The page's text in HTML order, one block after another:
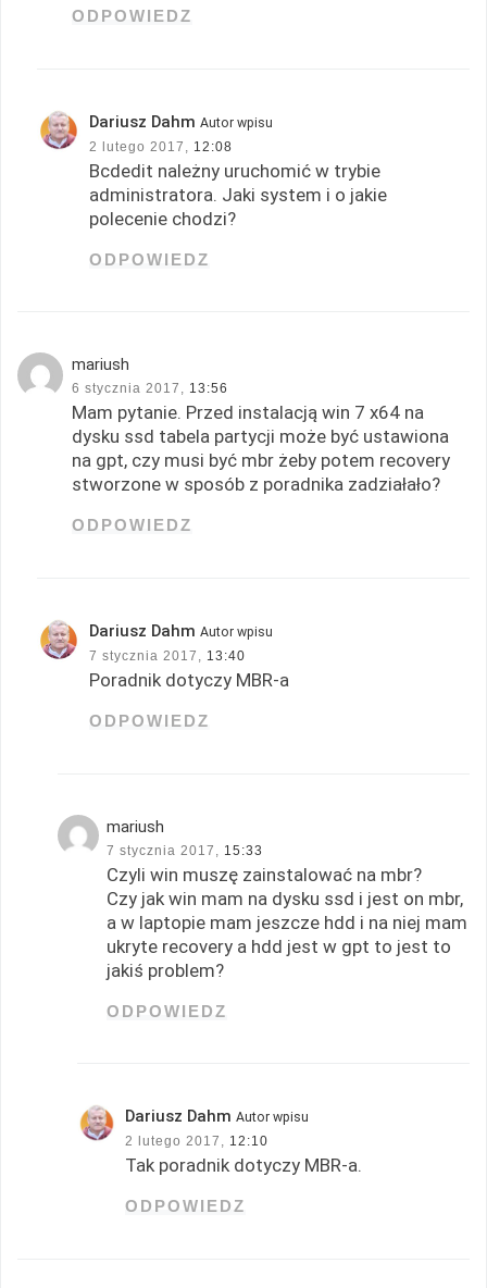
ODPOWIEDZ
Dariusz Dahm Autor wpisu
2 lutego 2017,
12:08
Bcdedit należny uruchomić w trybie
administratora. Jaki system i o jakie
polecenie chodzi?
ODPOWIEDZ
mariush
6 stycznia 2017, 13:56
Mam pytanie. Przed instalacją win 7 x64 na
dysku ssd tabela partycji może być ustawiona
na gpt, czy musi być mbr żeby potem recovery
stworzone w sposób z poradnika zadziałało?
ODPOWIEDZ
Dariusz Dahm Autor wpisu
7 stycznia 2017, 13:40
Poradnik dotyczy MBR-a
ODPOWIEDZ
mariush
7 stycznia 2017, 15:33
Czyli win muszę zainstalować na mbr?
Czy jak win mam na dysku ssd i jest on mbr,
a w laptopie mam jeszcze hdd i na niej mam
ukryte recovery a hdd jest w gpt to jest to
jakiś problem?
ODPOWIEDZ
Dariusz Dahm Autor wpisu
2 lutego 2017, 12:10
Tak poradnik dotyczy MBR-a.
ODPOWIEDZ